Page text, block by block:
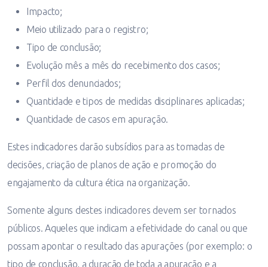
Impacto;
Meio utilizado para o registro;
Tipo de conclusão;
Evolução mês a mês do recebimento dos casos;
Perfil dos denunciados;
Quantidade e tipos de medidas disciplinares aplicadas;
Quantidade de casos em apuração.
Estes indicadores darão subsídios para as tomadas de
decisões, criação de planos de ação e promoção do
engajamento da cultura ética na organização.
Somente alguns destes indicadores devem ser tornados
públicos. Aqueles que indicam a efetividade do canal ou que
possam apontar o resultado das apurações (por exemplo: o
tipo de conclusão, a duração de toda a apuração e a